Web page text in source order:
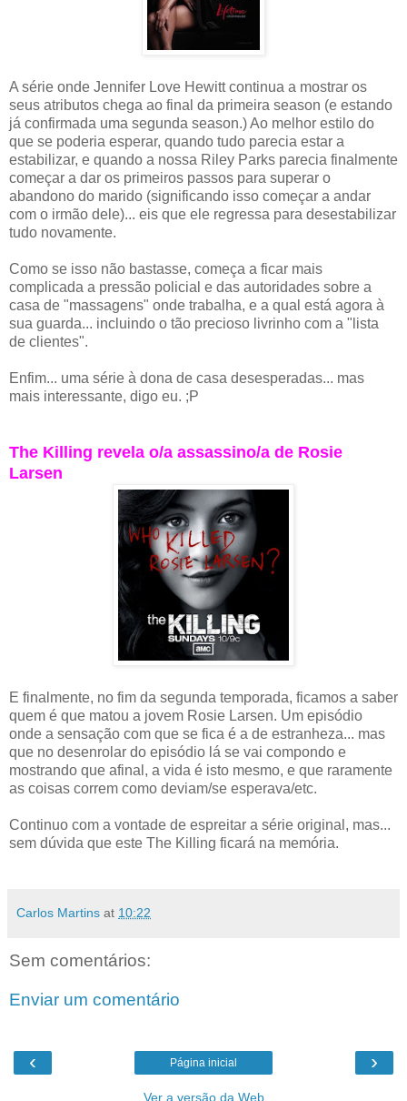
A série onde Jennifer Love Hewitt continua a mostrar os
seus atributos chega ao final da primeira season (e estando
já confirmada uma segunda season.) Ao melhor estilo do
que se poderia esperar, quando tudo parecia estar a
estabilizar, e quando a nossa Riley Parks parecia finalmente
começar a dar os primeiros passos para superar o
abandono do marido (significando isso começar a andar
com o irmão dele)... eis que ele regressa para desestabilizar
tudo novamente.
Como se isso não bastasse, começa a ficar mais
complicada a pressão policial e das autoridades sobre a
casa de "massagens" onde trabalha, e a qual está agora à
sua guarda... incluindo o tão precioso livrinho com a "lista
de clientes".
Enfim... uma série à dona de casa desesperadas... mas
mais interessante, digo eu. ;P
The Killing revela o/a assassino/a de Rosie
Larsen
E finalmente, no fim da segunda temporada, ficamos a saber
quem é que matou a jovem Rosie Larsen. Um episódio
onde a sensação com que se fica é a de estranheza... mas
que no desenrolar do episódio lá se vai compondo e
mostrando que afinal, a vida é isto mesmo, e que raramente
as coisas correm como deviam/se esperava/etc.
Continuo com a vontade de espreitar a série original, mas...
sem dúvida que este The Killing ficará na memória.
Carlos Martins at 10:22
Sem comentários:
Enviar um comentário
‹ ›
Página inicial
Ver a versão da Web